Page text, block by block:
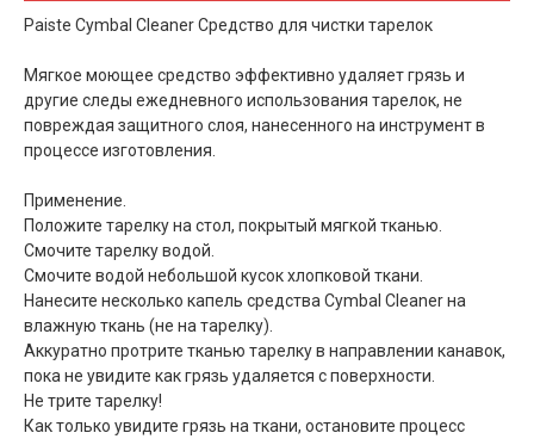
Paiste Cymbal Cleaner Средство для чистки тарелок
Мягкое моющее средство эффективно удаляет грязь и
другие следы ежедневного использования тарелок, не
повреждая защитного слоя, нанесенного на инструмент в
процессе изготовления.
Применение.
Положите тарелку на стол, покрытый мягкой тканью.
Смочите тарелку водой.
Смочите водой небольшой кусок хлопковой ткани.
Нанесите несколько капель средства Cymbal Cleaner на
влажную ткань (не на тарелку).
Аккуратно протрите тканью тарелку в направлении канавок,
пока не увидите как грязь удаляется с поверхности.
Не трите тарелку!
Как только увидите грязь на ткани, остановите процесс